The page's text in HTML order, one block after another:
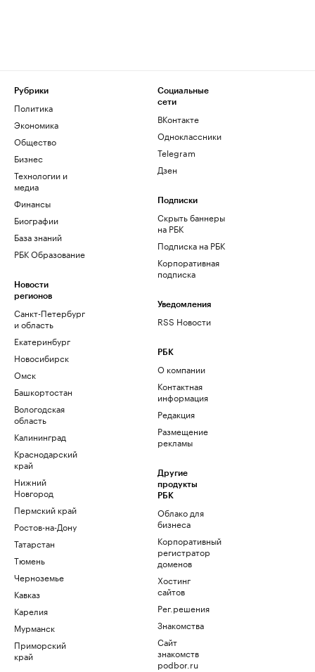
Рубрики
Политика
Экономика
Общество
Бизнес
Технологии и
медиа
Финансы
Биографии
База знаний
РБК Образование
Новости
регионов
Санкт-Петербург
и область
Екатеринбург
Новосибирск
Омск
Башкортостан
Вологодская
область
Калининград
Краснодарский
край
Нижний
Новгород
Пермский край
Ростов-на-Дону
Татарстан
Тюмень
Черноземье
Кавказ
Карелия
Мурманск
Приморский
край
Социальные
сети
ВКонтакте
Одноклассники
Telegram
Дзен
Подписки
Скрыть баннеры
на РБК
Подписка на РБК
Корпоративная
подписка
Уведомления
RSS Новости
РБК
О компании
Контактная
информация
Редакция
Размещение
рекламы
Другие
продукты
РБК
Облако для
бизнеса
Корпоративный
регистратор
доменов
Хостинг
сайтов
Рег.решения
Знакомства
Сайт
знакомств
podbor.ru